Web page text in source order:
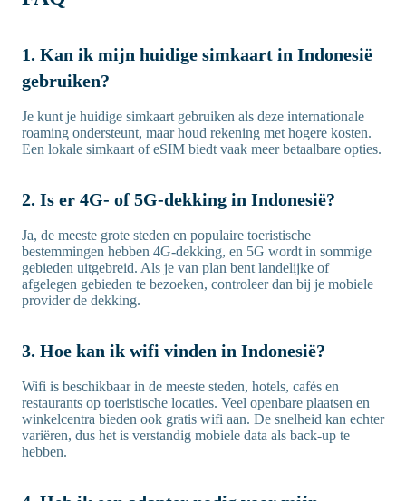
1. Kan ik mijn huidige simkaart in Indonesië
gebruiken?
Je kunt je huidige simkaart gebruiken als deze internationale
roaming ondersteunt, maar houd rekening met hogere kosten.
Een lokale simkaart of eSIM biedt vaak meer betaalbare opties.
2. Is er 4G- of 5G-dekking in Indonesië?
Ja, de meeste grote steden en populaire toeristische
bestemmingen hebben 4G-dekking, en 5G wordt in sommige
gebieden uitgebreid. Als je van plan bent landelijke of
afgelegen gebieden te bezoeken, controleer dan bij je mobiele
provider de dekking.
3. Hoe kan ik wifi vinden in Indonesië?
Wifi is beschikbaar in de meeste steden, hotels, cafés en
restaurants op toeristische locaties. Veel openbare plaatsen en
winkelcentra bieden ook gratis wifi aan. De snelheid kan echter
variëren, dus het is verstandig mobiele data als back-up te
hebben.